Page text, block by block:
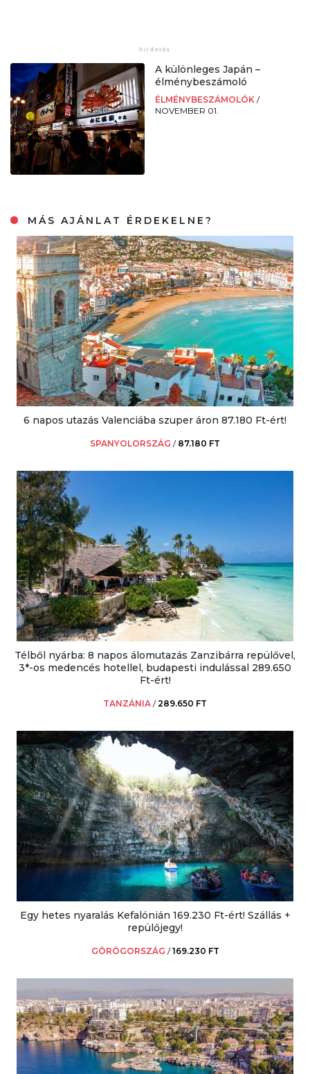
A különleges Japán –
élménybeszámoló
ÉLMÉNYBESZÁMOLÓK /
NOVEMBER 01.
MÁS AJÁNLAT ÉRDEKELNE?
6 napos utazás Valenciába szuper áron 87.180 Ft-ért!
SPANYOLORSZÁG / 87.180 FT
Télből nyárba: 8 napos álomutazás Zanzibárra repülővel,
3*-os medencés hotellel, budapesti indulással 289.650
Ft-ért!
TANZÁNIA /289.650 FT
Egy hetes nyaralás Kefalónián 169.230 Ft-ért! Szállás +
repülőjegy!
GÖRÖGORSZÁG /169.230 FT